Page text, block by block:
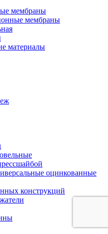
мембраны
мембраны
материалы
оцинкованные
конструкций